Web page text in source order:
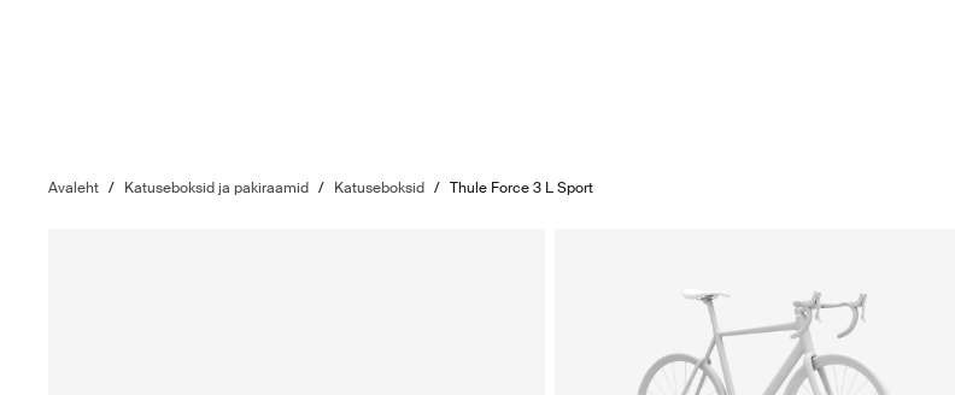
Avaleht / Katuseboksid ja pakiraamid / Katuseboksid / Thule Force 3 L Sport